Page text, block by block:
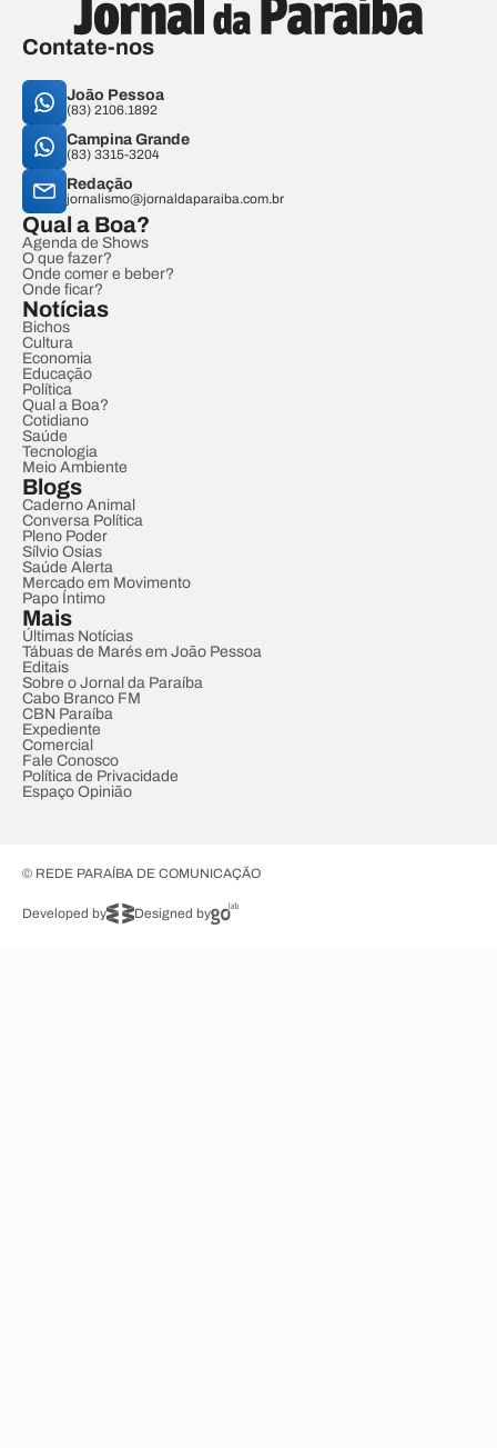
Contate-nos
João Pessoa
(83) 2106.1892
Campina Grande
(83) 3315-3204
Redação
jornalismo@jornaldaparaiba.com.br
Qual a Boa?
Agenda de Shows
O que fazer?
Onde comer e beber?
Onde ficar?
Notícias
Bichos
Cultura
Economia
Educação
Política
Qual a Boa?
Cotidiano
Saúde
Tecnologia
Meio Ambiente
Blogs
Caderno Animal
Conversa Política
Pleno Poder
Sílvio Osias
Saúde Alerta
Mercado em Movimento
Papo Íntimo
Mais
Últimas Notícias
Tábuas de Marés em João Pessoa
Editais
Sobre o Jornal da Paraíba
Cabo Branco FM
CBN Paraíba
Expediente
Comercial
Fale Conosco
Política de Privacidade
Espaço Opinião
© REDE PARAÍBA DE COMUNICAÇÃO
Developed by Designed by